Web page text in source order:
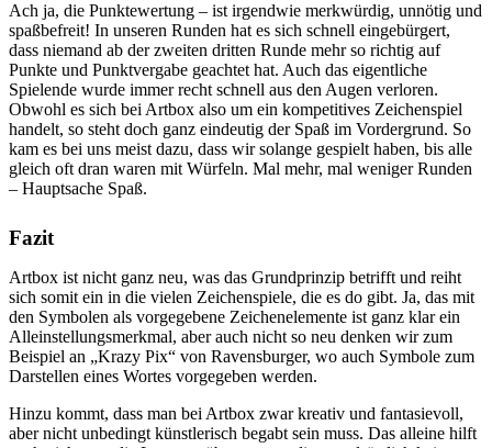
Ach ja, die Punktewertung – ist irgendwie merkwürdig, unnötig und
spaßbefreit! In unseren Runden hat es sich schnell eingebürgert,
dass niemand ab der zweiten dritten Runde mehr so richtig auf
Punkte und Punktvergabe geachtet hat. Auch das eigentliche
Spielende wurde immer recht schnell aus den Augen verloren.
Obwohl es sich bei Artbox also um ein kompetitives Zeichenspiel
handelt, so steht doch ganz eindeutig der Spaß im Vordergrund. So
kam es bei uns meist dazu, dass wir solange gespielt haben, bis alle
gleich oft dran waren mit Würfeln. Mal mehr, mal weniger Runden
– Hauptsache Spaß.
Fazit
Artbox ist nicht ganz neu, was das Grundprinzip betrifft und reiht
sich somit ein in die vielen Zeichenspiele, die es do gibt. Ja, das mit
den Symbolen als vorgegebene Zeichenelemente ist ganz klar ein
Alleinstellungsmerkmal, aber auch nicht so neu denken wir zum
Beispiel an „Krazy Pix“ von Ravensburger, wo auch Symbole zum
Darstellen eines Wortes vorgegeben werden.
Hinzu kommt, dass man bei Artbox zwar kreativ und fantasievoll,
aber nicht unbedingt künstlerisch begabt sein muss. Das alleine hilft